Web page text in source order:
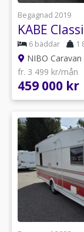
Begagnad 2019
KABE
6 bäddar 1
NIBO Caravan
fr. 3 499 kr/mån
459 000 kr